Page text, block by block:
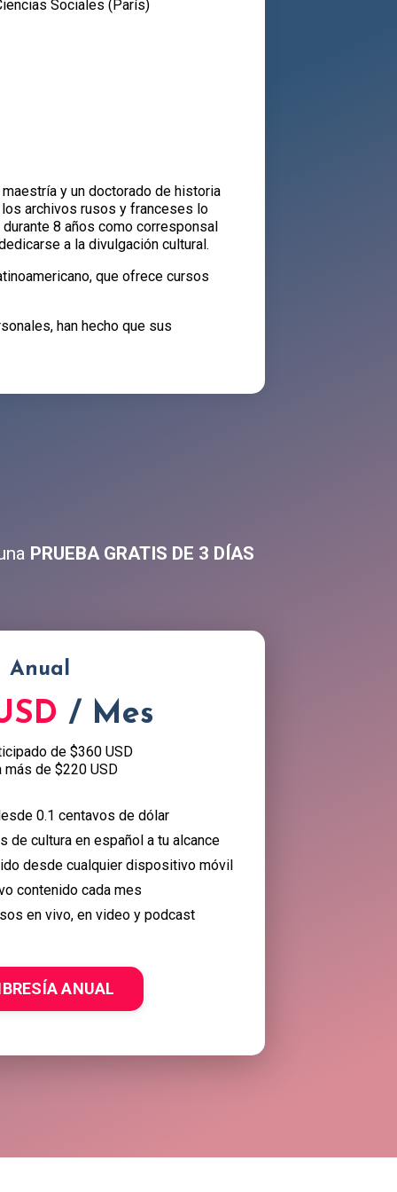
Sociales (París)
y un doctorado de historia
archivos rusos y franceses lo
8 años como corresponsal
a la divulgación cultural.
que ofrece cursos
han hecho que sus
PRUEBA GRATIS DE 3 DÍAS
Anual
/ Mes
de $360 USD
más de $220 USD
0.1 centavos de dólar
de cultura en español a tu alcance
desde cualquier dispositivo móvil
contenido cada mes
en vivo, en video y podcast
ANUAL